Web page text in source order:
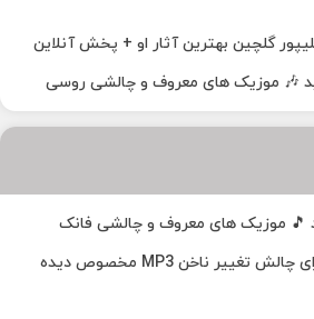
گلچین بهترین آثار او + پخش آنلاین
🎶 موزیک‌ های معروف و چالشی روسی
🎵 موزیک‌ های معروف و چالشی فانک
دانلود مجموعه آهنگ برای چالش تغییر ناخن MP3 مخصوص دیده